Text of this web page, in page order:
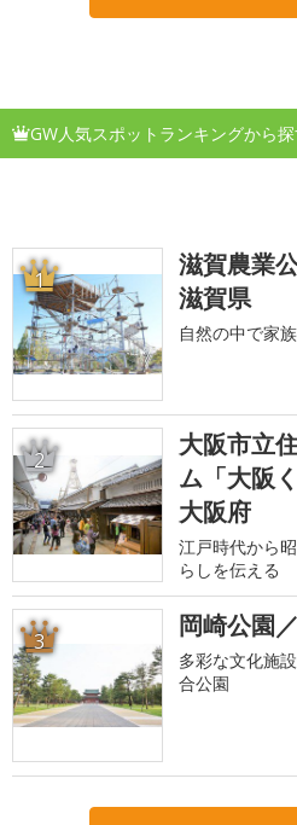
GW人気スポットランキングから探
1
滋賀農業
滋賀県
自然の中で家
2
大阪市立
ム「大阪
大阪府
江戸時代から
らしを伝える
3 岡崎公園
多彩な文化施
合公園